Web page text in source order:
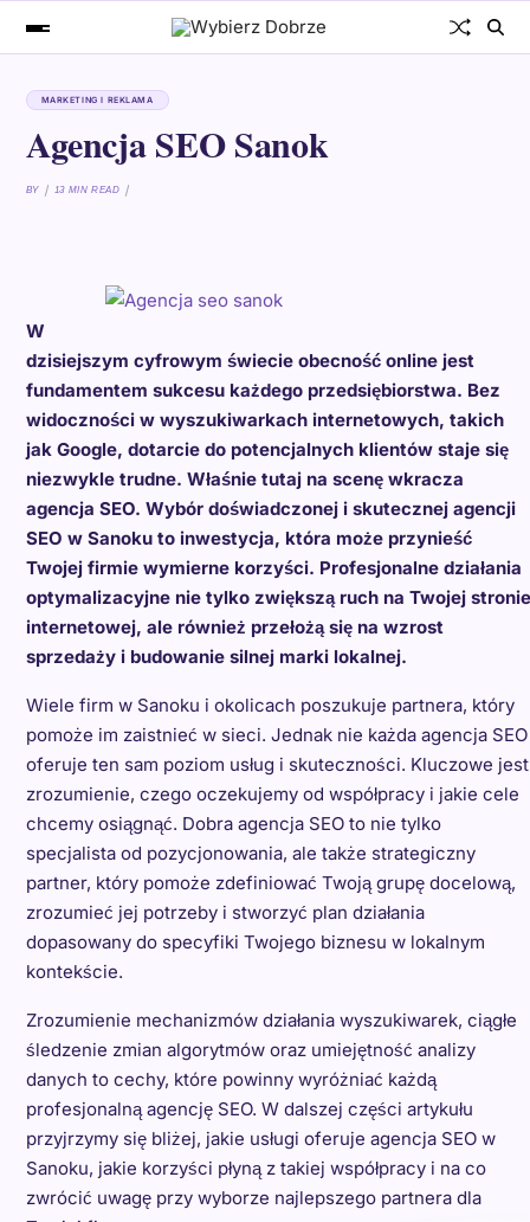
MARKETING I REKLAMA
Agencja SEO Sanok
BY 13 MIN READ
W
dzisiejszym cyfrowym świecie obecność online jest
fundamentem sukcesu każdego przedsiębiorstwa. Bez
widoczności w wyszukiwarkach internetowych, takich
jak Google, dotarcie do potencjalnych klientów staje się
niezwykle trudne. Właśnie tutaj na scenę wkracza
agencja SEO. Wybór doświadczonej i skutecznej agencji
SEO w Sanoku to inwestycja, która może przynieść
Twojej firmie wymierne korzyści. Profesjonalne działania
optymalizacyjne nie tylko zwiększą ruch na Twojej stronie
internetowej, ale również przełożą się na wzrost
sprzedaży i budowanie silnej marki lokalnej.
Wiele firm w Sanoku i okolicach poszukuje partnera, który
pomoże im zaistnieć w sieci. Jednak nie każda agencja SEO
oferuje ten sam poziom usług i skuteczności. Kluczowe jest
zrozumienie, czego oczekujemy od współpracy i jakie cele
chcemy osiągnąć. Dobra agencja SEO to nie tylko
specjalista od pozycjonowania, ale także strategiczny
partner, który pomoże zdefiniować Twoją grupę docelową,
zrozumieć jej potrzeby i stworzyć plan działania
dopasowany do specyfiki Twojego biznesu w lokalnym
kontekście.
Zrozumienie mechanizmów działania wyszukiwarek, ciągłe
śledzenie zmian algorytmów oraz umiejętność analizy
danych to cechy, które powinny wyróżniać każdą
profesjonalną agencję SEO. W dalszej części artykułu
przyjrzymy się bliżej, jakie usługi oferuje agencja SEO w
Sanoku, jakie korzyści płyną z takiej współpracy i na co
zwrócić uwagę przy wyborze najlepszego partnera dla